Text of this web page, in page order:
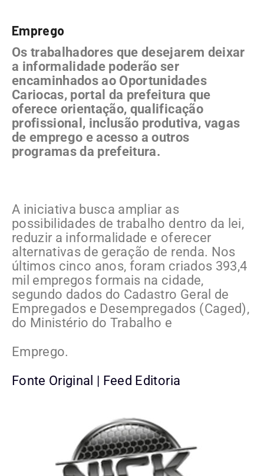
Emprego
Os trabalhadores que desejarem deixar
a informalidade poderão ser
encaminhados ao Oportunidades
Cariocas, portal da prefeitura que
oferece orientação, qualificação
profissional, inclusão produtiva, vagas
de emprego e acesso a outros
programas da prefeitura.
A iniciativa busca ampliar as
possibilidades de trabalho dentro da lei,
reduzir a informalidade e oferecer
alternativas de geração de renda. Nos
últimos cinco anos, foram criados 393,4
mil empregos formais na cidade,
segundo dados do Cadastro Geral de
Empregados e Desempregados (Caged),
do Ministério do Trabalho e
Emprego.
Fonte Original | Feed Editoria